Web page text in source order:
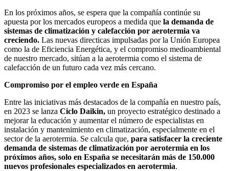
En los próximos años, se espera que la compañía continúe su
apuesta por los mercados europeos a medida que la demanda de
sistemas de climatización y calefacción por aerotermia va
creciendo. Las nuevas directicas impulsadas por la Unión Europea
como la de Eficiencia Energética, y el compromiso medioambiental
de nuestro mercado, sitúan a la aerotermia como el sistema de
calefacción de un futuro cada vez más cercano.
Compromiso por el empleo verde en España
Entre las iniciativas más destacados de la compañía en nuestro país,
en 2023 se lanza Ciclo Daikin, un proyecto estratégico destinado a
mejorar la educación y aumentar el número de especialistas en
instalación y mantenimiento en climatización, especialmente en el
sector de la aerotermia. Se calcula que, para satisfacer la creciente
demanda de sistemas de climatización por aerotermia en los
próximos años, solo en España se necesitarán más de 150.000
nuevos profesionales especializados en aerotermia.